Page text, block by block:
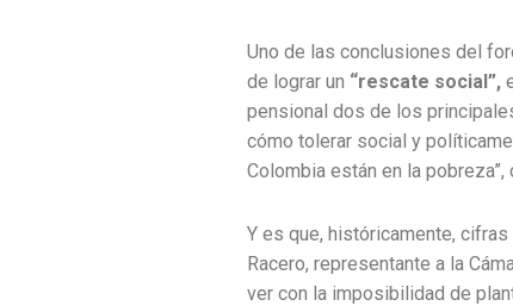
Uno de las conclusiones del
de lograr un “rescate social”,
pensional dos de los
cómo tolerar social y
Colombia están en la
Y es que, históricamente,
Racero, representante a la
ver con la imposibilidad de